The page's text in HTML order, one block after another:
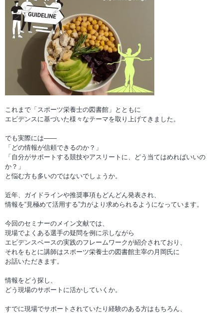
これまで「スポーツ栄養士の図書館」とともに
エビデンスに基づいた様々なテーマを取り上げてきました。
でも実際には――
「どの情報が信頼できるのか？」
「自分がサポートする競技やアスリートに、どう当てはめればいいの
か？」
と悩む方も多いのではないでしょうか。
近年、ガイドラインや推奨事項もどんどん発表され、
情報を“見極めて活用する”力がより求められるようになっています。
今回のセミナーのメイン文献では、
現場でよくある選手の疑問を例に示しながら
エビデンスベースの実践のフレームワークが紹介されており、
それをもとに講師はスポーツ栄養士の図書館主宰の月岡氏に
お話いただきます。
情報をどう探し、
どう現場のサポートに活かしていくか。
すでに現場でサポートされていたり経験のある方はもちろん、